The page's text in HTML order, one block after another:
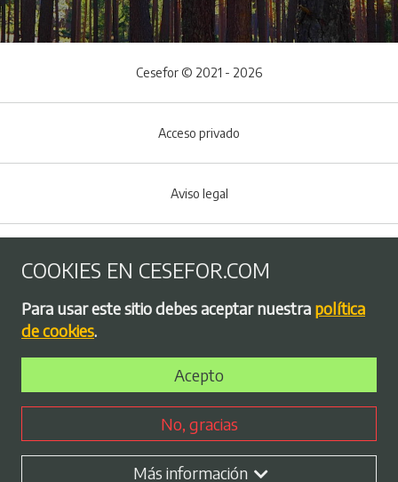
Menú del pie
Cesefor © 2021 - 2026
Acceso privado
Aviso legal
Política de privacidad
Bolsa de empleo
Perfil contratante
COOKIES EN CESEFOR.COM
Para usar este sitio debes aceptar nuestra política
de cookies.
Acepto
No, gracias
Más información